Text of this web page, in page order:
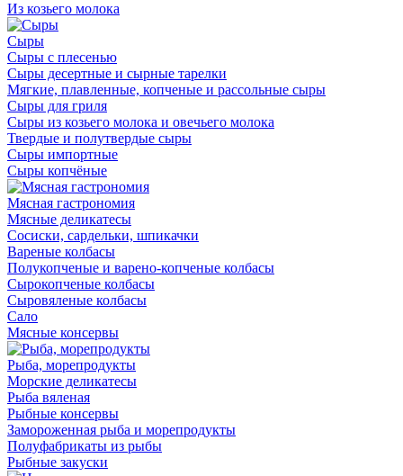
Из козьего молока
Сыры
Сыры с плесенью
Сыры десертные и сырные тарелки
Мягкие, плавленные, копченые и рассольные сыры
Сыры для гриля
Сыры из козьего молока и овечьего молока
Твердые и полутвердые сыры
Сыры импортные
Сыры копчёные
Мясная гастрономия
Мясные деликатесы
Сосиски, сардельки, шпикачки
Вареные колбасы
Полукопченые и варено-копченые колбасы
Сырокопченые колбасы
Сыровяленые колбасы
Сало
Мясные консервы
Рыба, морепродукты
Морские деликатесы
Рыба вяленая
Рыбные консервы
Замороженная рыба и морепродукты
Полуфабрикаты из рыбы
Рыбные закуски